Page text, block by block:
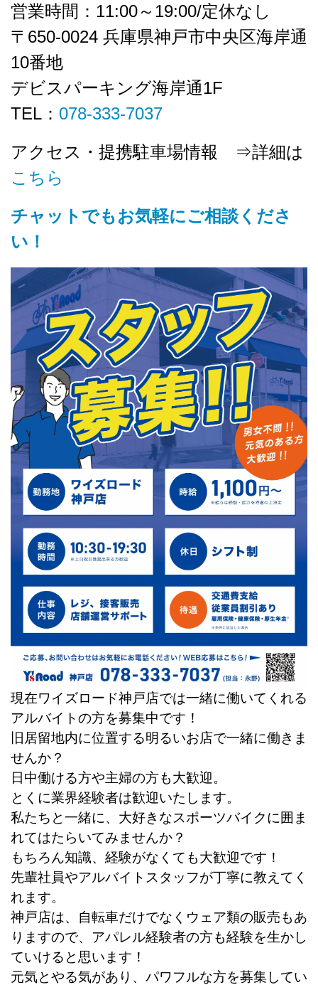
営業時間：11:00～19:00/定休なし
〒650-0024 兵庫県神戸市中央区海岸通
10番地
デビスパーキング海岸通1F
TEL： 078-333-7037
アクセス・提携駐車場情報 ⇒詳細は
こちら
チャットでもお気軽にご相談くださ
い！
現在ワイズロード神戸店では一緒に働いてくれる
アルバイトの方を募集中です！
旧居留地内に位置する明るいお店で一緒に働きま
せんか？
日中働ける方や主婦の方も大歓迎。
とくに業界経験者は歓迎いたします。
私たちと一緒に、大好きなスポーツバイクに囲ま
れてはたらいてみませんか？
もちろん知識、経験がなくても大歓迎です！
先輩社員やアルバイトスタッフが丁寧に教えてく
れます。
神戸店は、自転車だけでなくウェア類の販売もあ
りますので、アパレル経験者の方も経験を生かし
ていけると思います！
元気とやる気があり、パワフルな方を募集してい